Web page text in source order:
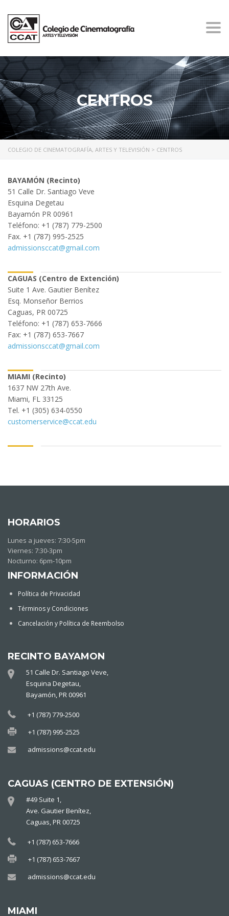
CENTROS
COLEGIO DE CINEMATOGRAFÍA, ARTES Y TELEVISIÓN > CENTROS
BAYAMÓN (Recinto)
51 Calle Dr. Santiago Veve
Esquina Degetau
Bayamón PR 00961
Teléfono: +1 (787) 779-2500
Fax. +1 (787) 995-2525
admissionsccat@gmail.com
CAGUAS (Centro de Extención)
Suite 1 Ave. Gautier Benítez
Esq. Monseñor Berrios
Caguas, PR 00725
Teléfono: +1 (787) 653-7666
Fax: +1 (787) 653-7667
admissionsccat@gmail.com
MIAMI (Recinto)
1637 NW 27th Ave.
Miami, FL 33125
Tel. +1 (305) 634-0550
customerservice@ccat.edu
HORARIOS
Lunes a jueves: 7:30-5pm
Viernes: 7:30-3pm
Nocturno: 6pm-10pm
INFORMACIÓN
Política de Privacidad
Términos y Condiciones
Cancelación y Política de Reembolso
RECINTO BAYAMON
51 Calle Dr. Santiago Veve,
Esquina Degetau,
Bayamón, PR 00961
+1 (787) 779-2500
+1 (787) 995-2525
admissions@ccat.edu
CAGUAS (CENTRO DE EXTENSIÓN)
#49 Suite 1,
Ave. Gautier Benítez,
Caguas, PR 00725
+1 (787) 653-7666
+1 (787) 653-7667
admissions@ccat.edu
MIAMI